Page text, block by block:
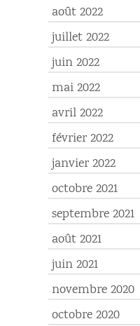
août 2022
juillet 2022
juin 2022
mai 2022
avril 2022
février 2022
janvier 2022
octobre 2021
septembre 2021
août 2021
juin 2021
novembre 2020
octobre 2020